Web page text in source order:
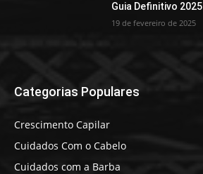
Guia Definitivo 2025
19 de fevereiro de 2025
Categorias Populares
Crescimento Capilar
Cuidados Com o Cabelo
Cuidados com a Barba